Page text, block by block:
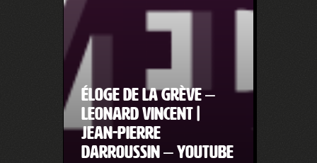
ÉLOGE DE LA GRÈVE –
LEONARD VINCENT |
JEAN-PIERRE
DARROUSSIN – YouTube